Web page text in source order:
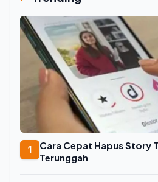
1
Cara Cepat Hapus Story
Terunggah